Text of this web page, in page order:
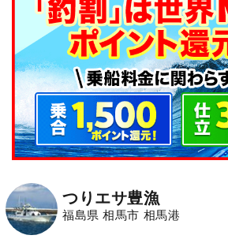
つりエサ豊漁
福島県 相馬市 相馬港